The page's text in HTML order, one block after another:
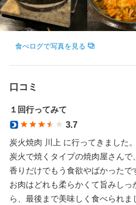
食べログで写真を見る
口コミ
１回行ってみて
3.7
炭火焼肉 川上 に行ってきました。
炭火で焼くタイプの焼肉屋さん
香りだけでもう食欲やばかったで
お肉はどれも柔らかくて旨みし
ら、最後まで美味しく食べられ